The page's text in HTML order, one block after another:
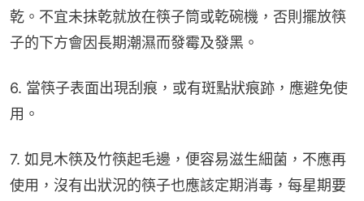
乾。不宜未抹乾就放在筷子筒或乾碗機，否則擺放筷
子的下方會因長期潮濕而發霉及發黑。
6. 當筷子表面出現刮痕，或有斑點狀痕跡，應避免使
用。
7. 如見木筷及竹筷起毛邊，便容易滋生細菌，不應再
使用，沒有出狀況的筷子也應該定期消毒，每星期要